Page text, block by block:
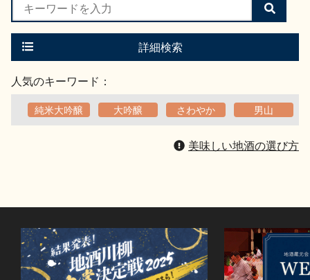
検
索
す
詳細検索
人気のキーワード：
純米大吟醸 大吟醸 さわやか 男山
美味しい地酒の選び方